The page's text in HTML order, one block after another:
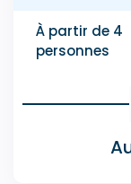
À partir de 4
personnes